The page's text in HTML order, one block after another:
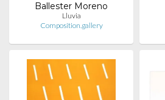
Ballester Moreno
Lluvia
Composition.gallery